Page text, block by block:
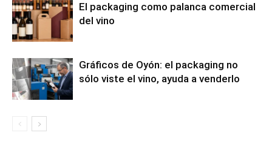
El packaging como palanca comercial
del vino
Gráficos de Oyón: el packaging no
sólo viste el vino, ayuda a venderlo